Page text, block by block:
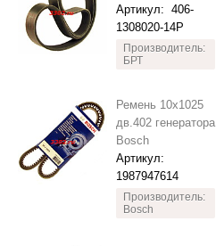
Артикул: 406-
1308020-14Р
Производитель:
БРТ
Ремень 10x1025
дв.402 генератора
Bosch
Артикул:
1987947614
Производитель:
Bosch